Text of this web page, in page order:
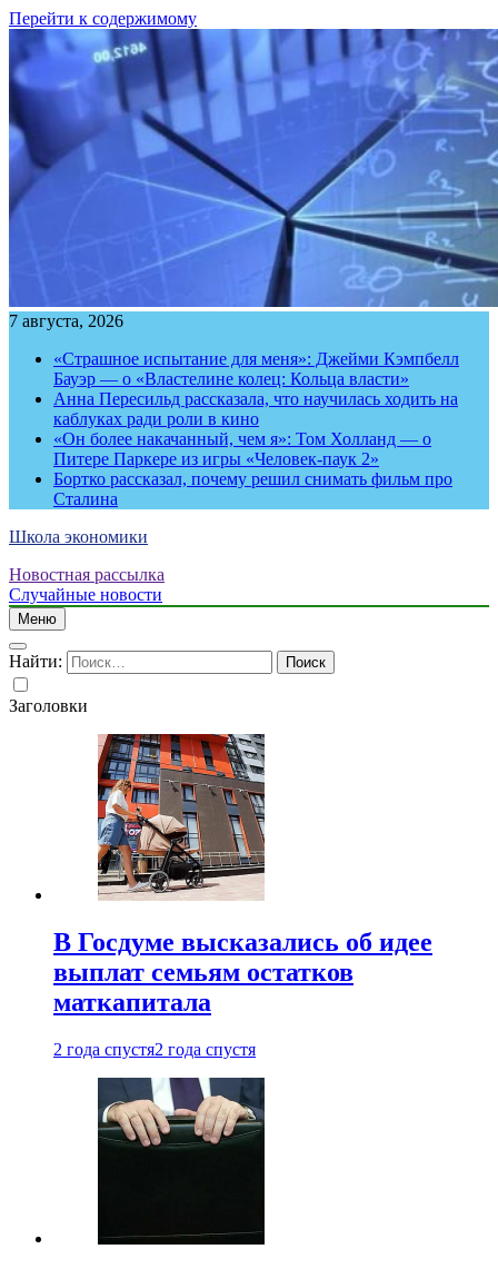
Перейти к содержимому
7 августа, 2026
«Страшное испытание для меня»: Джейми Кэмпбелл
Бауэр — о «Властелине колец: Кольца власти»
Анна Пересильд рассказала, что научилась ходить на
каблуках ради роли в кино
«Он более накачанный, чем я»: Том Холланд — о
Питере Паркере из игры «Человек-паук 2»
Бортко рассказал, почему решил снимать фильм про
Сталина
Школа экономики
Новостная рассылка
Случайные новости
Меню
Найти:
Заголовки
В Госдуме высказались об идее
выплат семьям остатков
маткапитала
2 года спустя2 года спустя